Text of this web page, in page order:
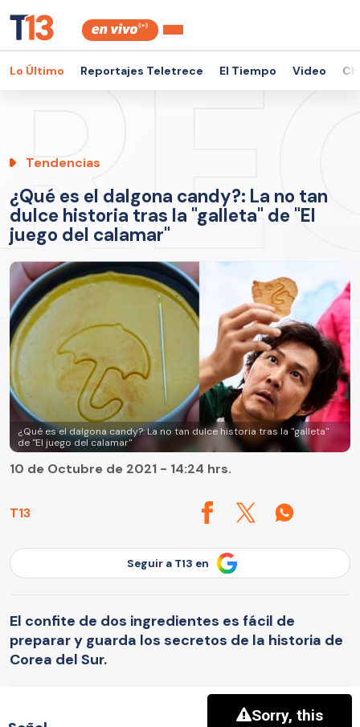
Lo Último Reportajes Teletrece El Tiempo Video
Tendencias
¿Qué es el dalgona candy?: La no tan
dulce historia tras la "galleta" de "El
juego del calamar"
¿Qué es el dalgona candy?: La no tan dulce historia tras la "galleta"
de "El juego del calamar"
T13
10 de Octubre de 2021 - 14:24 hrs.
Seguir a T13 en
El confite de dos ingredientes es fácil de
preparar y guarda los secretos de la historia de
Corea del Sur.